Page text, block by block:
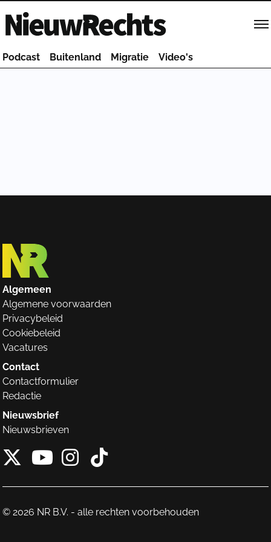
Homepage van NieuwRechts
Podcast Buitenland Migratie Video's
Algemeen
Algemene voorwaarden
Privacybeleid
Cookiebeleid
Vacatures
Contact
Contactformulier
Redactie
Nieuwsbrief
Nieuwsbrieven
X van NieuwRechts
Instagram van
Tiktok van
© 2026 NR B.V. - alle rechten voorbehouden